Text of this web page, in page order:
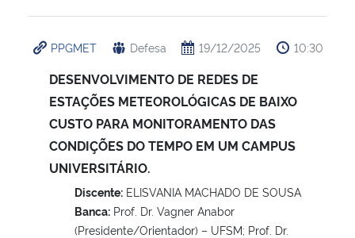
PPGMET Defesa 19/12/2025 10:30
DESENVOLVIMENTO DE REDES DE
ESTAÇÕES METEOROLÓGICAS DE BAIXO
CUSTO PARA MONITORAMENTO DAS
CONDIÇÕES DO TEMPO EM UM CAMPUS
UNIVERSITÁRIO.
Discente: ELISVANIA MACHADO DE SOUSA
Banca: Prof. Dr. Vagner Anabor
(Presidente/Orientador) – UFSM; Prof. Dr.